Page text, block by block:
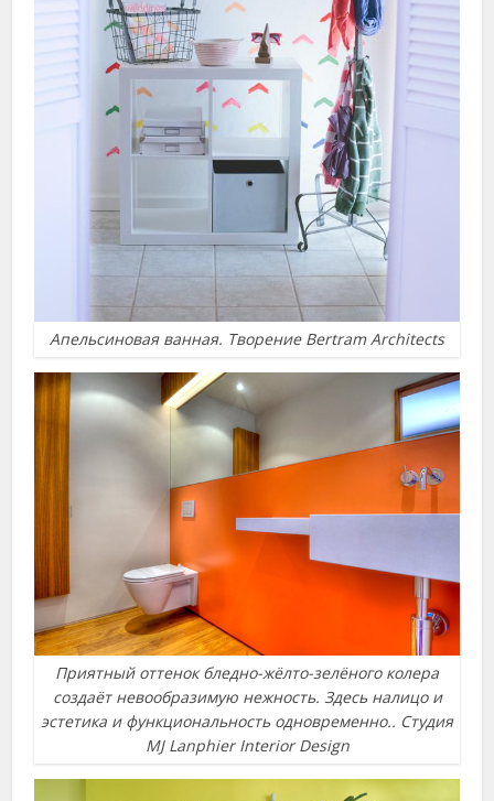
Апельсиновая ванная. Творение Bertram Architects
Приятный оттенок бледно-жёлто-зелёного колера
создаёт невообразимую нежность. Здесь налицо и
эстетика и функциональность одновременно.. Студия
MJ Lanphier Interior Design